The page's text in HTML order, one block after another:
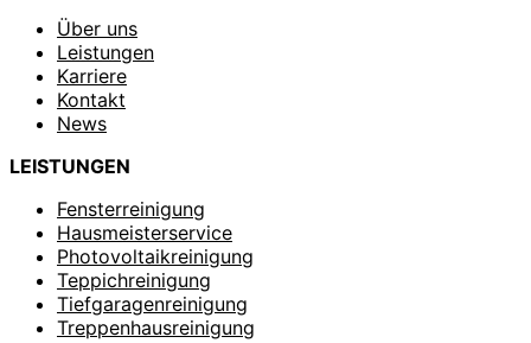
Über uns
Leistungen
Karriere
Kontakt
News
LEISTUNGEN
Fensterreinigung
Hausmeisterservice
Photovoltaikreinigung
Teppichreinigung
Tiefgaragenreinigung
Treppenhausreinigung